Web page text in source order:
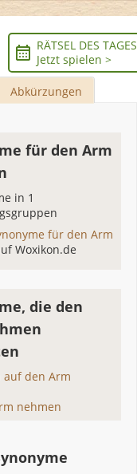
RÄTSEL DES TAGES
Jetzt spielen >
Abkürzungen
für den Arm
in 1
für den Arm
Woxikon.de
die den
auf den Arm
nehmen